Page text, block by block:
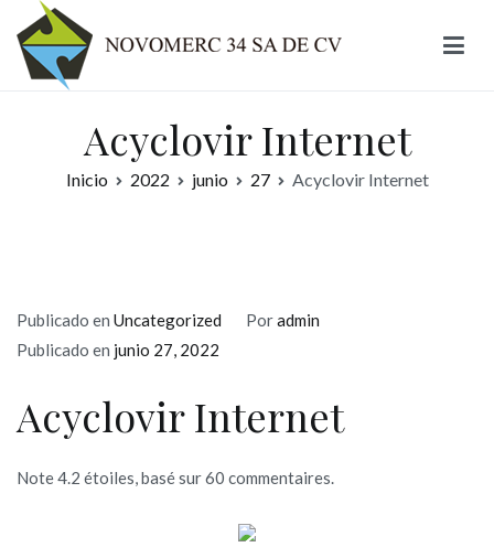
contenido
Acyclovir Internet
Inicio 2022 junio 27 Acyclovir Internet
Publicado en Uncategorized Poradmin
Publicado en junio 27, 2022
Acyclovir Internet
Note4.2 étoiles, basé sur60 commentaires.